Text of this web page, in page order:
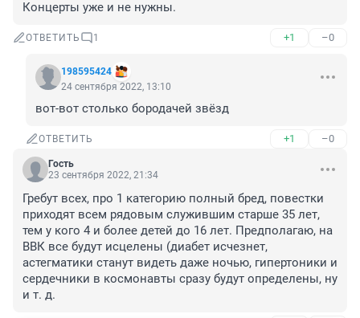
Концерты уже и не нужны.
ОТВЕТИТЬ 1 +1 –0
198595424
24 сентября 2022, 13:10
вот-вот столько бородачей звёзд
ОТВЕТИТЬ +1 –0
Гость
23 сентября 2022, 21:34
Гребут всех, про 1 категорию полный бред, повестки
приходят всем рядовым служившим старше 35 лет,
тем у кого 4 и более детей до 16 лет. Предполагаю, на
ВВК все будут исцелены (диабет исчезнет,
астегматики станут видеть даже ночью, гипертоники и
сердечники в космонавты сразу будут определены, ну
и т. д.